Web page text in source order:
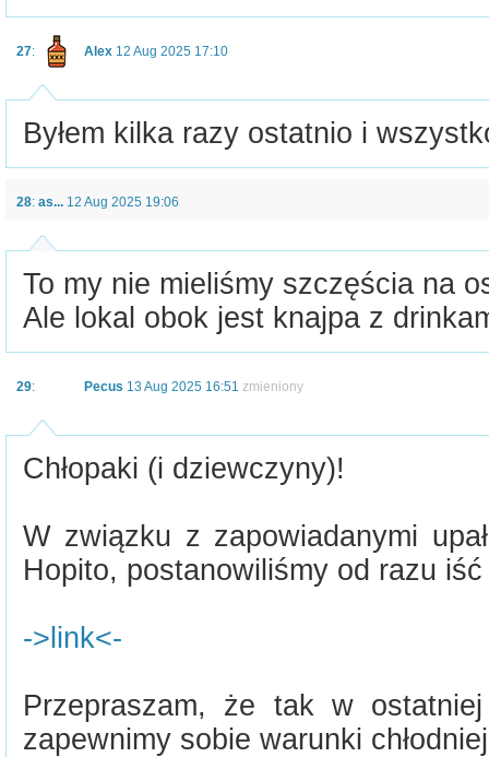
27: Alex 12 Aug 2025 17:10
Byłem kilka razy ostatnio i
28: as... 12 Aug 2025 19:06
To my nie mieliśmy szczęścia na
Ale lokal obok jest knajpa z
29: Pecus 13 Aug 2025 16:51 zmieniony
Chłopaki (i dziewczyny)!
W związku z zapowiadanymi
Hopito, postanowiliśmy od razu
->link<-
Przepraszam, że tak w
zapewnimy sobie warunki